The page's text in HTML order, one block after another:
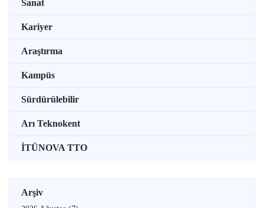
Sanat
Kariyer
Araştırma
Kampüs
Sürdürülebilir
Arı Teknokent
İTÜNOVA TTO
Arşiv